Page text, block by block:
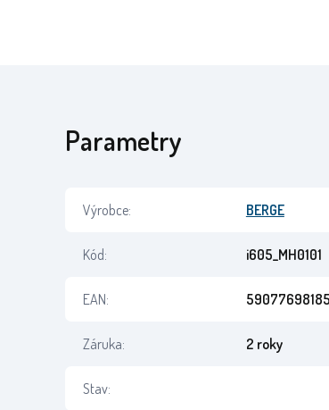
Parametry
Výrobce: BERGE
Kód: i605_MH0101
EAN:
Záruka: 2 roky
Stav: